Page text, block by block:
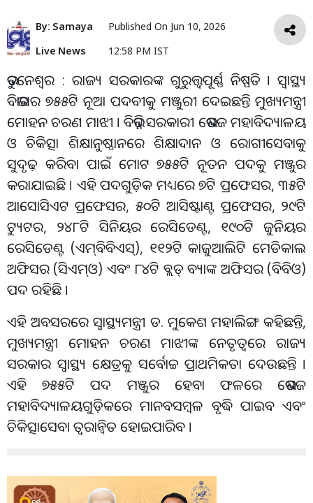
By: Samaya
Live News
Published On Jun 10, 2026
12:58 PM IST
ଭୁବନେଶ୍ବର : ରାଜ୍ୟ ସରକାରଙ୍କ ଗୁରୁତ୍ତ୍ୱପୂର୍ଣ୍ଣ ନିଷ୍ପତି । ସ୍ୱାସ୍ଥ୍ୟ
ବିଭାଗର ୭୫୫ଟି ନୂଆ ପଦବୀକୁ ମଞ୍ଜୁରୀ ଦେଇଛନ୍ତି ମୁଖ୍ୟମନ୍ତ୍ରୀ
ମୋହନ ଚରଣ ମାଝୀ । ବିଭିନ୍ନ ସରକାରୀ ଭେଷଜ ମହାବିଦ୍ୟାଳୟ
ଓ ଚିକିତ୍ସା ଶିକ୍ଷାନୁଷ୍ଠାନରେ ଶିକ୍ଷାଦାନ ଓ ରୋଗୀସେବାକୁ
ସୁଦୃଢ଼ କରିବା ପାଇଁ ମୋଟ ୭୫୫ଟି ନୂତନ ପଦକୁ ମଞ୍ଜୁର
କରାଯାଇଛି । ଏହି ପଦଗୁଡ଼ିକ ମଧ୍ୟରେ ୭ଟି ପ୍ରଫେସର, ୩୫ଟି
ଆସୋସିଏଟ ପ୍ରଫେସର, ୫୦ଟି ଆସିଷ୍ଟାଣ୍ଟ ପ୍ରଫେସର, ୨୯ଟି
ଟ୍ୟୁଟର, ୨୪୮ଟି ସିନିୟର ରେସିଡେଣ୍ଟ, ୧୯୦ଟି ଜୁନିୟର
ରେସିଡେଣ୍ଟ (ଏମ୍‌ବିବିଏସ୍‌), ୧୧୨ଟି କାଜୁଆଲିଟି ମେଡିକାଲ
ଅଫିସର (ସିଏମ୍‌ଓ) ଏବଂ ୮୪ଟି ବ୍ଲଡ୍‌ ବ୍ୟାଙ୍କ ଅଫିସର (ବିବିଓ)
ପଦ ରହିଛି ।
ଏହି ଅବସରରେ ସ୍ବାସ୍ଥ୍ୟମନ୍ତ୍ରୀ ଡ. ମୁକେଶ ମହାଲିଙ୍ଗ କହିଛନ୍ତି,
ମୁଖ୍ୟମନ୍ତ୍ରୀ ମୋହନ ଚରଣ ମାଝୀଙ୍କ ନେତୃତ୍ବରେ ରାଜ୍ୟ
ସରକାର ସ୍ବାସ୍ଥ୍ୟ କ୍ଷେତ୍ରକୁ ସର୍ବୋଚ୍ଚ ପ୍ରାଥମିକତା ଦେଉଛନ୍ତି ।
ଏହି ୭୫୫ଟି ପଦ ମଞ୍ଜୁର ହେବା ଫଳରେ ଭେଷଜ
ମହାବିଦ୍ୟାଳୟଗୁଡ଼ିକରେ ମାନବସମ୍ବଳ ବୃଦ୍ଧି ପାଇବ ଏବଂ
ଚିକିତ୍ସାସେବା ତ୍ବରାନ୍ବିତ ହୋଇପାରିବ ।